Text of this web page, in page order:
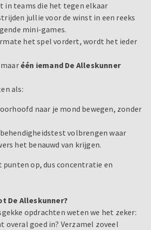
in teams die het tegen elkaar
jullie voor de winst in een reeks
mini-games.
het spel vordert, wordt het ieder
één iemand De Alleskunner
als:
naar je mond bewegen, zonder
volbrengen waar
het benauwd van krijgen.
punten op, dus concentratie en
De Alleskunner?
opdrachten weten we het zeker:
overal goed in? Verzamel zoveel